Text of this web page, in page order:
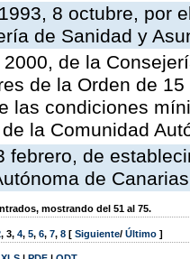
8 octubre, por
de Sanidad y
de la
de la Orden de
las condiciones
la Comunidad
febrero, de
de Canarias
mostrando del 51 al 75.
, 3, 4, 5, 6, 7, 8 [ Siguiente/ Último ]